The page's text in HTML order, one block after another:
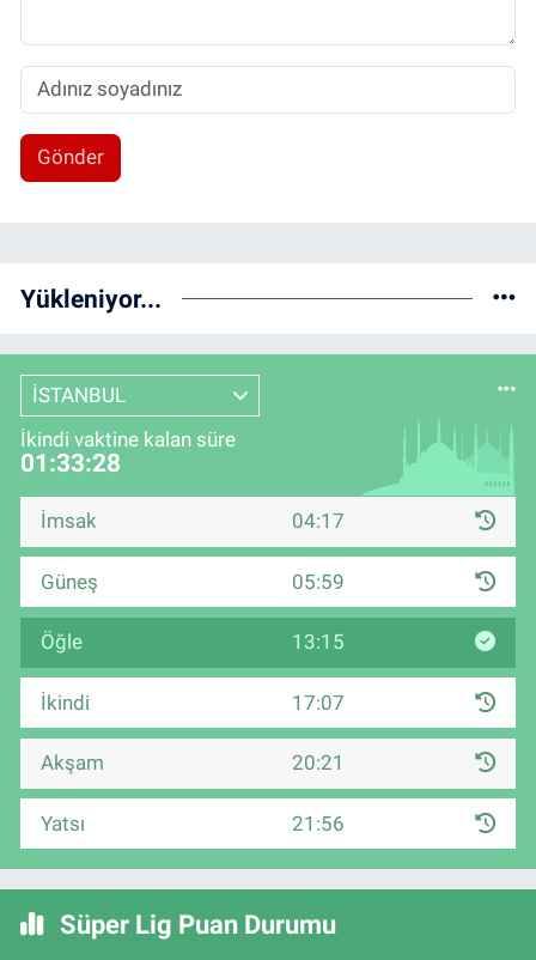
Gönder
Yükleniyor...
İSTANBUL
İkindi vaktine kalan süre
01:33:27
İmsak 04:17
Güneş 05:59
Öğle 13:15
İkindi 17:07
Akşam 20:21
Yatsı 21:56
Süper Lig Puan Durumu